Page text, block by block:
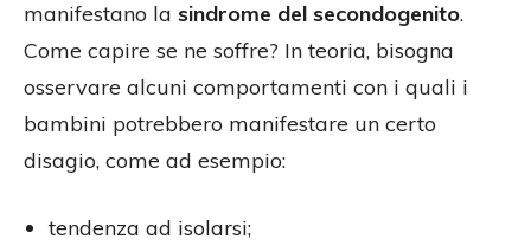
manifestano la sindrome del secondogenito.
Come capire se ne soffre? In teoria, bisogna
osservare alcuni comportamenti con i quali i
bambini potrebbero manifestare un certo
disagio, come ad esempio:
tendenza ad isolarsi;